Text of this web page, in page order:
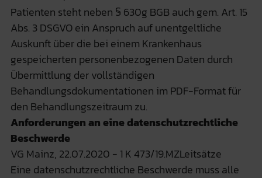
Patienten steht neben § 630g BGB auch gem. Art. 15
Abs. 3 DSGVO ein Anspruch auf unentgeltliche
Auskunft über die bei einem Krankenhaus
gespeicherten personenbezogenen Daten durch
Übermittlung der vollständigen
Behandlungsdokumentationen im PDF-Format für
den Behandlungszeitraum zu.
Anforderungen an eine datenschutzrechtliche
Beschwerde
VG Mainz, 22.07.2020 - 1 K 473/19.MZLeitsätze
Eine datenschutzrechtliche Beschwerde muss alle